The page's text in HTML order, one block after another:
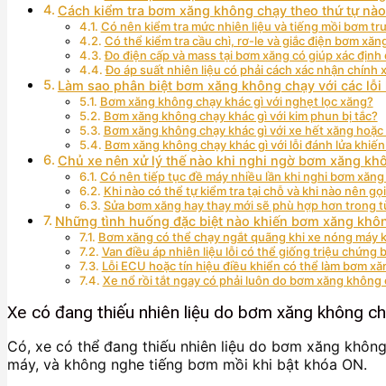
Cách kiểm tra bơm xăng không chạy theo thứ tự
Có nên kiểm tra mức nhiên liệu và tiếng mồi bơm
Có thể kiểm tra cầu chì, rơ-le và giắc điện bơm
Đo điện cấp và mass tại bơm xăng có giúp xác
Đo áp suất nhiên liệu có phải cách xác nhận chính
Làm sao phân biệt bơm xăng không chạy với các
Bơm xăng không chạy khác gì với nghẹt lọc xăng?
Bơm xăng không chạy khác gì với kim phun bị tắc?
Bơm xăng không chạy khác gì với xe hết xăng
Bơm xăng không chạy khác gì với lỗi đánh lửa
Chủ xe nên xử lý thế nào khi nghi ngờ bơm xăng
Có nên tiếp tục đề máy nhiều lần khi nghi bơm
Khi nào có thể tự kiểm tra tại chỗ và khi nào nên
Sửa bơm xăng hay thay mới sẽ phù hợp hơn trong
Những tình huống đặc biệt nào khiến bơm xăng
Bơm xăng có thể chạy ngắt quãng khi xe nóng máy
Van điều áp nhiên liệu lỗi có thể giống triệu chứng
Lỗi ECU hoặc tín hiệu điều khiển có thể làm bơm
Xe nổ rồi tắt ngay có phải luôn do bơm xăng không
Xe có đang thiếu nhiên liệu do bơm xăng không
Có, xe có thể đang thiếu nhiên liệu do bơm xăng
máy, và không nghe tiếng bơm mồi khi bật khóa ON.